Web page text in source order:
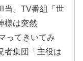
当。TV番組「世
様は突然
ってきいてみ
者集団「主役は